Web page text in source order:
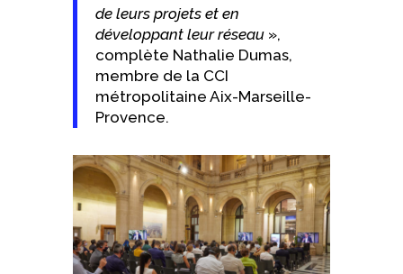
de leurs projets et en
développant leur réseau»,
complète Nathalie Dumas,
membre de la CCI
métropolitaine Aix-Marseille-
Provence.